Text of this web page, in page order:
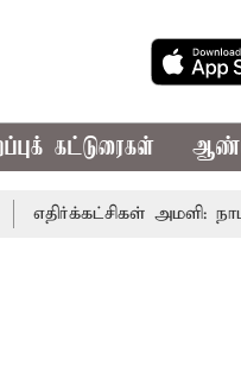
கட்டுரைகள்
அமளி: